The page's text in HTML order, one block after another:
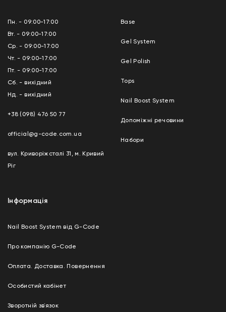
Пн. - 09:00-17:00
Вт. - 09:00-17:00
Ср. - 09:00-17:00
Чт. - 09:00-17:00
Пт. - 09:00-17:00
Сб. - вихідний
Нд. - вихідний
+38 (098) 476 50 77
official@g-code.com.ua
вул. Криворіжсталі 31, м. Кривий
Ріг
Base
Gel System
Gel Polish
Tops
Nail Boost System
Допоміжні речовини
Набори
Інформація
Nail Boost System від G-Code
Про компанію G-Code
Оплата. Доставка. Повернення
Особистий кабінет
Зворотній зв`язок